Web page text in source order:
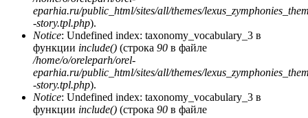
eparhia.ru/public_html/sites/all/themes/
-story.tpl.php).
Notice: Undefined index: taxonomy_vocabulary_3 в
функции include() (строка 90 в файле
/home/o/oreleparh/orel-
eparhia.ru/public_html/sites/all/themes/
-story.tpl.php).
Notice: Undefined index: taxonomy_vocabulary_3 в
функции include() (строка 90 в файле